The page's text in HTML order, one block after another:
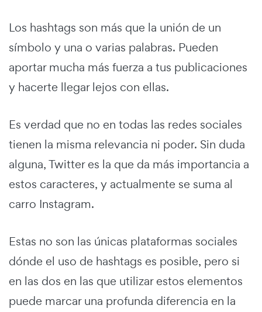
Los hashtags son más que la unión de un
símbolo y una o varias palabras. Pueden
aportar mucha más fuerza a tus publicaciones
y hacerte llegar lejos con ellas.
Es verdad que no en todas las redes sociales
tienen la misma relevancia ni poder. Sin duda
alguna, Twitter es la que da más importancia a
estos caracteres, y actualmente se suma al
carro Instagram.
Estas no son las únicas plataformas sociales
dónde el uso de hashtags es posible, pero si
en las dos en las que utilizar estos elementos
puede marcar una profunda diferencia en la